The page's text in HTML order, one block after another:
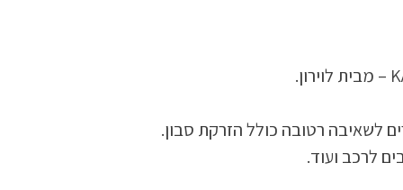
לשאיבה רטובה כולל הזרקת סבון.
לרכב ועוד.